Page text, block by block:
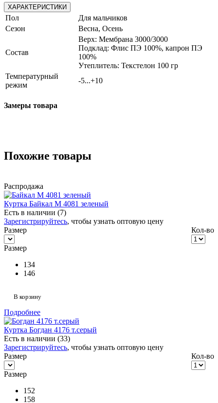
ХАРАКТЕРИСТИКИ
Пол
Для мальчиков
Сезон
Весна, Осень
Состав
Верх: Мембрана 3000/3000
Подклад: Флис ПЭ 100%, капрон ПЭ
100%
Утеплитель: Текстелон 100 гр
Температурный
режим
-5...+10
Замеры товара
Похожие товары
Распродажа
Куртка Байкал М 4081 зеленый
Есть в наличии (7)
Зарегистрируйтесь, чтобы узнать оптовую цену
Размер
Кол-во
Размер
134
146
В корзину
Подробнее
Куртка Богдан 4176 т.серый
Есть в наличии (33)
Зарегистрируйтесь, чтобы узнать оптовую цену
Размер
Кол-во
Размер
152
158